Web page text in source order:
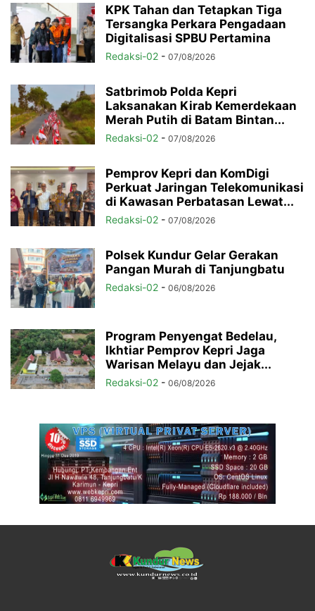
KPK Tahan dan Tetapkan Tiga
Tersangka Perkara Pengadaan
Digitalisasi SPBU Pertamina
Redaksi-02 - 07/08/2026
Satbrimob Polda Kepri
Laksanakan Kirab Kemerdekaan
Merah Putih di Batam Bintan...
Redaksi-02 - 07/08/2026
Pemprov Kepri dan KomDigi
Perkuat Jaringan Telekomunikasi
di Kawasan Perbatasan Lewat...
Redaksi-02 - 07/08/2026
Polsek Kundur Gelar Gerakan
Pangan Murah di Tanjungbatu
Redaksi-02 - 06/08/2026
Program Penyengat Bedelau,
Ikhtiar Pemprov Kepri Jaga
Warisan Melayu dan Jejak...
Redaksi-02 - 06/08/2026